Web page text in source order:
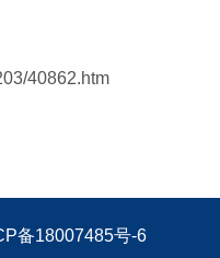
40862.htm
备18007485号-6